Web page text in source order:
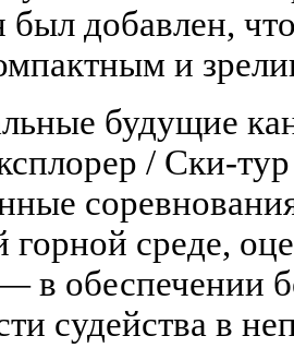
добавлен,
и
будущие
/ Ски-
горной среде,
в обеспечении
судейства в